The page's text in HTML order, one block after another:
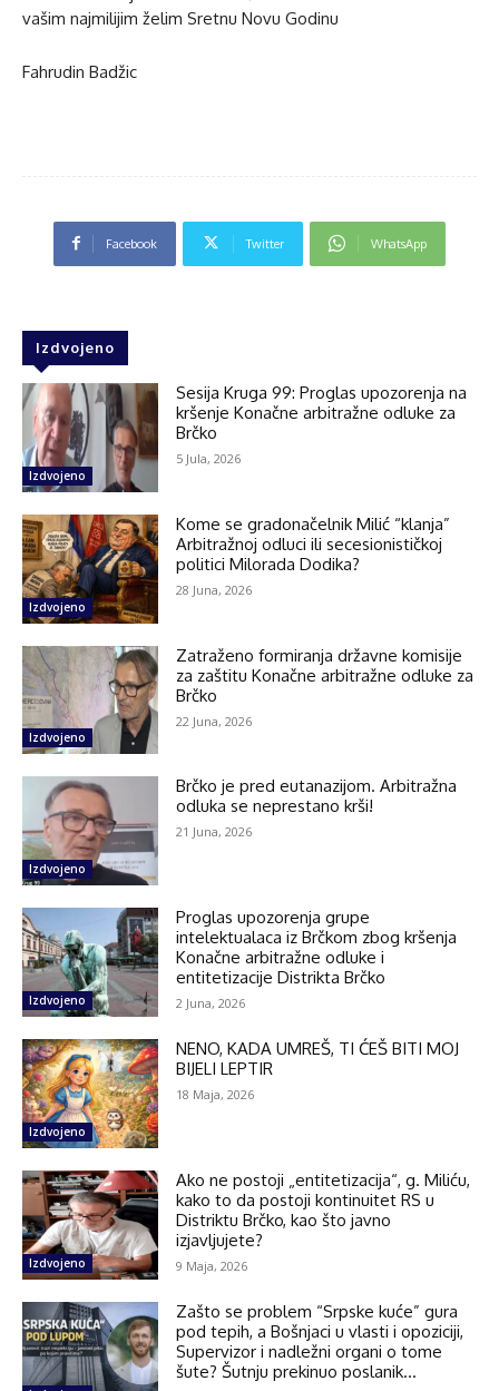
vašim najmilijim želim Sretnu Novu Godinu
Fahrudin Badžic
Facebook Twitter WhatsApp
Izdvojeno
Izdvojeno
Sesija Kruga 99: Proglas upozorenja na
kršenje Konačne arbitražne odluke za
Brčko
5 Jula, 2026
Izdvojeno
Kome se gradonačelnik Milić “klanja”
Arbitražnoj odluci ili secesionističkoj
politici Milorada Dodika?
28 Juna, 2026
Izdvojeno
Zatraženo formiranja državne komisije
za zaštitu Konačne arbitražne odluke za
Brčko
22 Juna, 2026
Izdvojeno
Brčko je pred eutanazijom. Arbitražna
odluka se neprestano krši!
21 Juna, 2026
Izdvojeno
Proglas upozorenja grupe
intelektualaca iz Brčkom zbog kršenja
Konačne arbitražne odluke i
entitetizacije Distrikta Brčko
2 Juna, 2026
Izdvojeno
NENO, KADA UMREŠ, TI ĆEŠ BITI MOJ
BIJELI LEPTIR
18 Maja, 2026
Izdvojeno
Ako ne postoji „entitetizacija“, g. Miliću,
kako to da postoji kontinuitet RS u
Distriktu Brčko, kao što javno
izjavljujete?
9 Maja, 2026
Zašto se problem “Srpske kuće” gura
pod tepih, a Bošnjaci u vlasti i opoziciji,
Supervizor i nadležni organi o tome
šute? Šutnju prekinuo poslanik...